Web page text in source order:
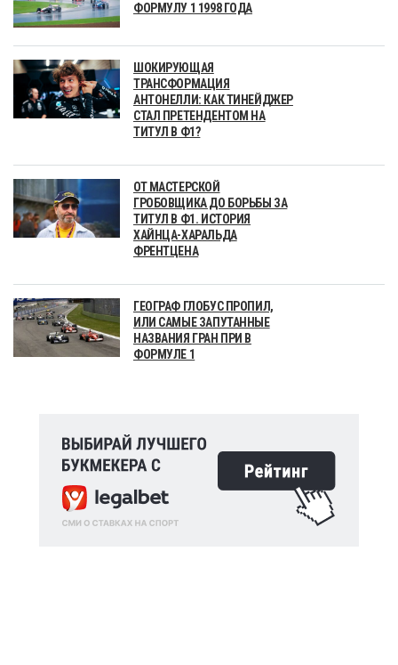
ФОРМУЛУ 1 1998 ГОДА
ШОКИРУЮЩАЯ
ТРАНСФОРМАЦИЯ
АНТОНЕЛЛИ: КАК ТИНЕЙДЖЕР
СТАЛ ПРЕТЕНДЕНТОМ НА
ТИТУЛ В Ф1?
ОТ МАСТЕРСКОЙ
ГРОБОВЩИКА ДО БОРЬБЫ ЗА
ТИТУЛ В Ф1. ИСТОРИЯ
ХАЙНЦА-ХАРАЛЬДА
ФРЕНТЦЕНА
ГЕОГРАФ ГЛОБУС ПРОПИЛ,
ИЛИ САМЫЕ ЗАПУТАННЫЕ
НАЗВАНИЯ ГРАН ПРИ В
ФОРМУЛЕ 1